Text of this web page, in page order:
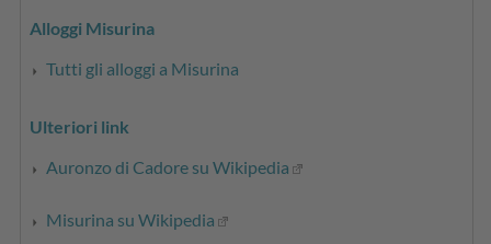
Alloggi Misurina
Tutti gli alloggi a Misurina
Ulteriori link
Auronzo di Cadore su Wikipedia
Misurina su Wikipedia